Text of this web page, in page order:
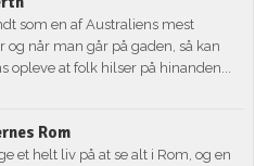
som en af Australiens mest
og når man går på gaden, så kan
opleve at folk hilser på hinanden...
Rom
et helt liv på at se alt i Rom, og en